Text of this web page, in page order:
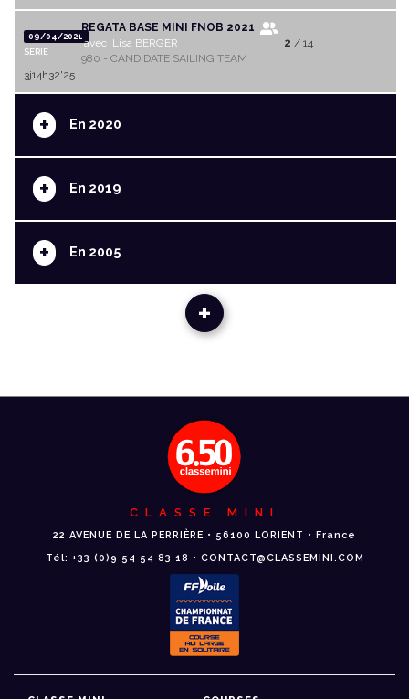
09/04/2021
SERIE
REGATA BASE MINI FNOB 2021
avec Lisa BERGER
980 - CANDIDATE SAILING TEAM
2 / 14
3j14h32'25
+ En 2020
+ En 2019
+ En 2005
+
CLASSE MINI
22 AVENUE DE LA PERRIÈRE • 56100 LORIENT • France
Tél: +33 (0)9 54 54 83 18 • CONTACT@CLASSEMINI.COM